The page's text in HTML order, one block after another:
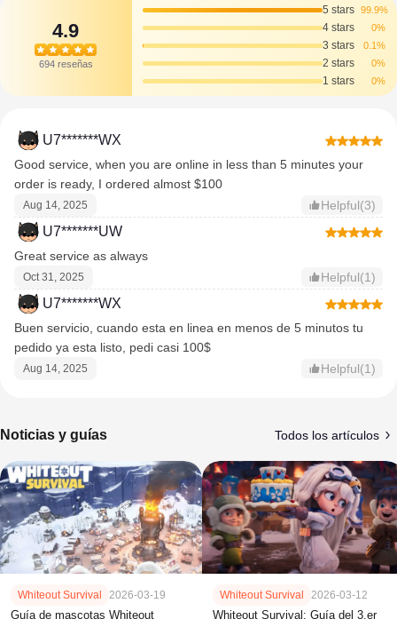
4.9
694 reseñas
5 stars 99.9%
4 stars 0%
3 stars 0.1%
2 stars 0%
1 stars 0%
U7*******WX
Good service, when you are online in less than 5 minutes your
order is ready, I ordered almost $100
Aug 14, 2025 Helpful(3)
U7*******UW
Great service as always
Oct 31, 2025 Helpful(1)
U7*******WX
Buen servicio, cuando esta en linea en menos de 5 minutos tu
pedido ya esta listo, pedi casi 100$
Aug 14, 2025 Helpful(1)
Noticias y guías Todos los artículos
Whiteout Survival 2026-03-19
Guía de mascotas Whiteout
Whiteout Survival 2026-03-12
Whiteout Survival: Guía del 3.er